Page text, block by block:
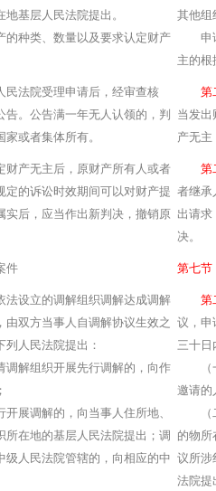
基层人民法院提出。
种类、数量以及要求认定财产
其他组
申请
主的根
民法院受理申请后，经审查核
告。公告满一年无人认领的，判
或者集体所有。
当发出
产无主
财产无主后，原财产所有人或者
定的诉讼时效期间可以对财产提
实后，应当作出新判决，撤销原
者继承
出请求
决。
件 第七节
法设立的调解组织调解达成调解
由双方当事人自调解协议生效之
列人民法院提出：
解组织开展先行调解的，向作
展调解的，向当事人住所地、
所在地的基层人民法院提出；调
级人民法院管辖的，向相应的中
议，申
三十日
（一
邀请的
（二
的物所
议所涉
法院提